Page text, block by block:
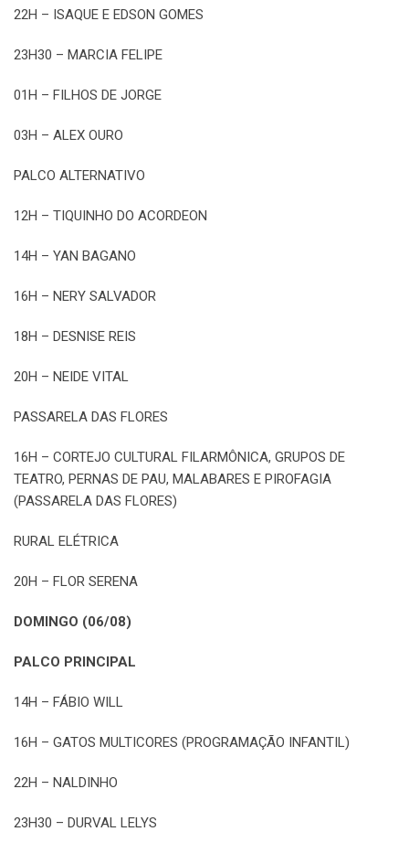
22H – ISAQUE E EDSON GOMES
23H30 – MARCIA FELIPE
01H – FILHOS DE JORGE
03H – ALEX OURO
PALCO ALTERNATIVO
12H – TIQUINHO DO ACORDEON
14H – YAN BAGANO
16H – NERY SALVADOR
18H – DESNISE REIS
20H – NEIDE VITAL
PASSARELA DAS FLORES
16H – CORTEJO CULTURAL FILARMÔNICA, GRUPOS DE
TEATRO, PERNAS DE PAU, MALABARES E PIROFAGIA
(PASSARELA DAS FLORES)
RURAL ELÉTRICA
20H – FLOR SERENA
DOMINGO (06/08)
PALCO PRINCIPAL
14H – FÁBIO WILL
16H – GATOS MULTICORES (PROGRAMAÇÃO INFANTIL)
22H – NALDINHO
23H30 – DURVAL LELYS